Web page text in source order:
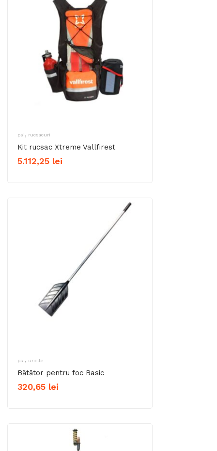
psi, rucsacuri
Kit rucsac Xtreme Vallfirest
5.112,25 lei
psi, unelte
Bătător pentru foc Basic
320,65 lei